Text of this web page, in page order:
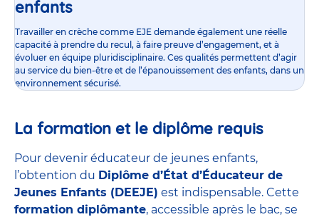
enfants
Travailler en crèche comme EJE demande également une réelle
capacité à prendre du recul, à faire preuve d’engagement, et à
évoluer en équipe pluridisciplinaire. Ces qualités permettent d’agir
au service du bien-être et de l’épanouissement des enfants, dans un
environnement sécurisé.
La formation et le diplôme requis
Pour devenir éducateur de jeunes enfants,
l’obtention du Diplôme d’État d’Éducateur de
Jeunes Enfants (DEEJE) est indispensable. Cette
formation diplômante, accessible après le bac, se